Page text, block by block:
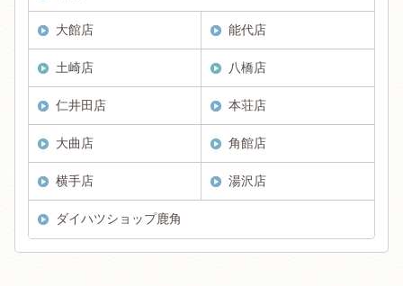
大館店 能代店
土崎店 八橋店
仁井田店 本荘店
大曲店 角館店
横手店 湯沢店
ダイハツショップ鹿角